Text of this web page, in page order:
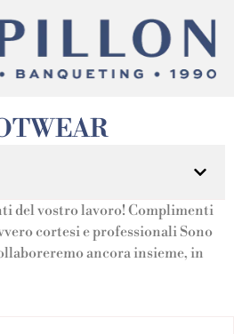
del vostro lavoro! Complimenti
cortesi e professionali Sono
ancora insieme, in